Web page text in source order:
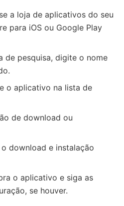
a loja de aplicativos do seu
para iOS ou Google Play
de pesquisa, digite o nome
o aplicativo na lista de
de download ou
download e instalação
o aplicativo e siga as
se houver.